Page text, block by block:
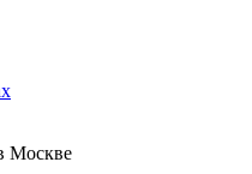
Москве